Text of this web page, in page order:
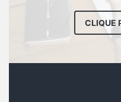
CLIQUE